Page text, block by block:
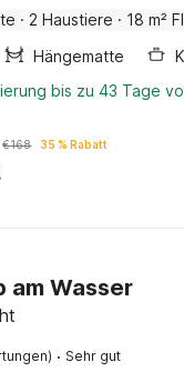
· 2 Haustiere · 18 m²
Hängematte
bis zu 43 Tage
€168 35 % Rabatt
am Wasser
· Sehr gut